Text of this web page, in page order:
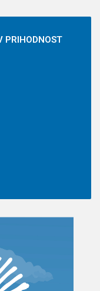
PRIHODNOST